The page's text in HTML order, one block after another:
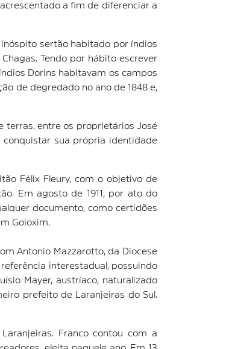
a fim de diferenciar a
inóspito sertão habitado por índios
Tendo por hábito escrever
Dorins habitavam os campos
de degredado no ano de 1848 e,
terras, entre os proprietários José
conquistar sua própria identidade
Félix Fleury, com o objetivo de
Em agosto de 1911, por ato do
documento, como certidões
Goioxim.
Antonio Mazzarotto, da Diocese
interestadual, possuindo
Mayer, austríaco, naturalizado
prefeito de Laranjeiras do Sul.
Franco contou com a